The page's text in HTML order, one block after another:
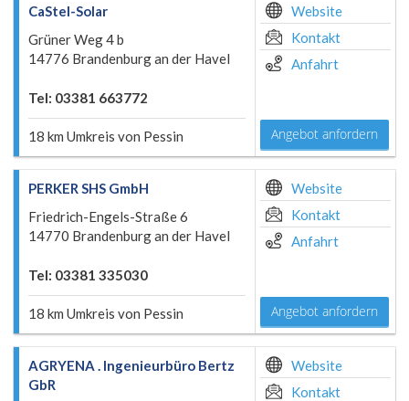
CaStel-Solar
Grüner Weg 4 b
14776 Brandenburg an der Havel
Tel: 03381 663772
18 km Umkreis von Pessin
Website
Kontakt
Anfahrt
Angebot anfordern
PERKER SHS GmbH
Friedrich-Engels-Straße 6
14770 Brandenburg an der Havel
Tel: 03381 335030
18 km Umkreis von Pessin
Website
Kontakt
Anfahrt
Angebot anfordern
AGRYENA . Ingenieurbüro Bertz
GbR
Website
Kontakt